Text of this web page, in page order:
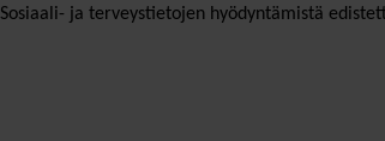
Sosiaali- ja terveystietojen hyödyntämistä